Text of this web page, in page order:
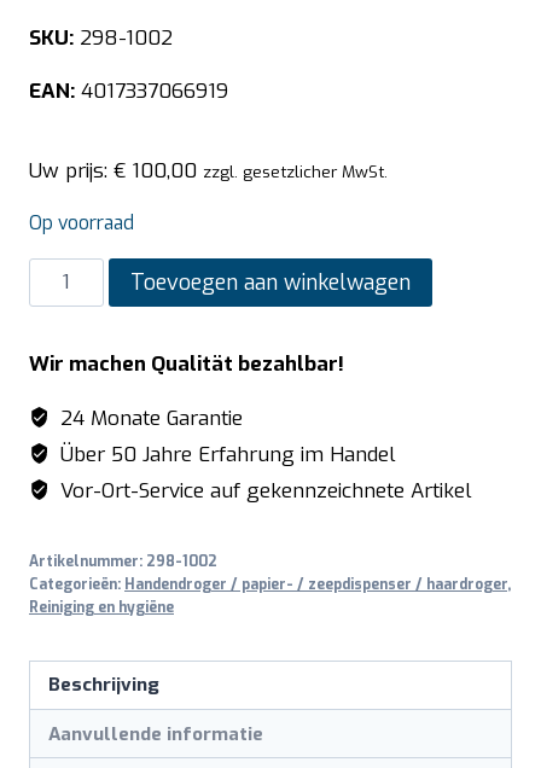
SKU: 298-1002
EAN: 4017337066919
Uw prijs: € 100,00 zzgl. gesetzlicher MwSt.
Op voorraad
SARO
Handendroger
MISTRAL
aantal
Toevoegen aan winkelwagen
Wir machen Qualität bezahlbar!
24 Monate Garantie
Über 50 Jahre Erfahrung im Handel
Vor-Ort-Service auf gekennzeichnete Artikel
Artikelnummer: 298-1002
Categorieën: Handendroger / papier- / zeepdispenser / haardroger,
Reiniging en hygiëne
Beschrijving
Aanvullende informatie